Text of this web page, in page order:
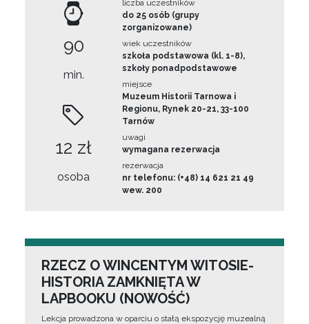
90
min.
12 zł
osoba
liczba uczestników
do 25 osób (grupy
zorganizowane)
wiek uczestników
szkoła podstawowa (kl. 1-8),
szkoły ponadpodstawowe
miejsce
Muzeum Historii Tarnowa i
Regionu, Rynek 20-21, 33-100
Tarnów
uwagi
wymagana rezerwacja
rezerwacja
nr telefonu: (+48) 14 621 21 49
wew. 200
RZECZ O WINCENTYM WITOSIE-
HISTORIA ZAMKNIĘTA W
LAPBOOKU (NOWOŚĆ)
Lekcja prowadzona w oparciu o stałą ekspozycję muzealną